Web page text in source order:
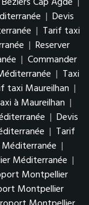
| Devis
| Tarif taxi
| Reserver
| Commander
| Taxi
taxi Maureilhan |
à Maureilhan |
| Devis
| Tarif
|
Méditerranée |
Montpellier
Montpellier